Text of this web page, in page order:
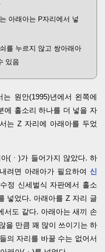
아래아는 P자리에서 넣
를 누르지 않고 쌍아래아
있음
원안(1995)년에서 왼쪽에
에 홀소리 하나를 더 넣을 자
는 Z 자리에 아래아를 두었
(ㆍ)가 들어가지 않았다. 하
려면 아래아가 필요하여 신
정 신세벌식 자판에서 홀소
넣었다. 아래아를 Z 자리 글
서도 같다. 아래아는 새끼 손
을 만큼 꽤 많이 쓰이기는 하
의 자리를 바꿀 수는 없어서